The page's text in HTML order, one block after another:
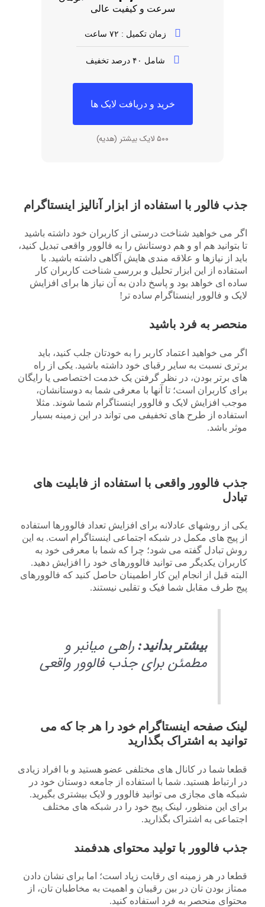
سرعت و کیفیت عالی
زمان تکمیل : ۷۲ ساعت
شامل ۴۰ درصد تخفیف
خرید و دریافت لایک ها
۵۰۰ لایک بیشتر (هدیه)
جذب فالور با استفاده از ابزار آنالیز اینستاگرام
اگر می خواهید شناخت درستی از کاربران خود داشته باشید
تا بتوانید هم او و هم دوستانش را به فالوور واقعی تبدیل کنید،
باید از نیازها و علاقه مندی هایش آگاهی داشته باشید. با
استفاده از این ابزار تحلیل و بررسی شناخت کاربران کار
ساده ای خواهد بود و پاسخ دادن به آن نیاز ها برای افزایش
لایک و فالوور اینستاگرام ساده تر!
منحصر به فرد باشید
اگر می خواهید اعتماد کاربر را به خودتان جلب کنید، باید
برتری نسبت به سایر رقبای خود داشته باشید. یکی از راه
های برتر بودن، در نظر گرفتن یک خدمت اختصاصی یا رایگان
برای کاربران است؛ تا آنها با معرفی شما به دوستانشان،
موجب افزایش لایک و فالوور اینستاگرام شما شوند. مثلا
استفاده از طرح های تخفیفی می تواند در این زمینه بسیار
موثر باشد.
جذب فالوور واقعی با استفاده از فابلیت های
تبادل
یکی از روشهای عادلانه برای افزایش تعداد فالوورها استفاده
از پیج های مکمل در شبکه اجتماعی اینستاگرام است. به این
روش تبادل گفته می شود؛ چرا که شما با معرفی خود به
کاربران یکدیگر می توانید فالوورهای خود را افزایش دهید.
البته قبل از انجام این کار اطمینان حاصل کنید که فالوورهای
پیج طرف مقابل شما فیک و تقلبی نیستند.
بیشتر بدانید: راهی میانبر و
مطمئن برای جذب فالوور واقعی
لینک صفحه اینستاگرام خود را هر جا که می
توانید به اشتراک بگذارید
قطعا شما در کانال های مختلفی عضو هستید و با افراد زیادی
در ارتباط هستید. شما با استفاده از جامعه دوستان خود در
شبکه های مجازی می توانید فالوور و لایک بیشتری بگیرید.
برای این منظور، لینک پیج خود را در شبکه های مختلف
اجتماعی به اشتراک بگذارید.
جذب فالوور با تولید محتوای هدفمند
قطعا در هر زمینه ای رقابت زیاد است؛ اما برای نشان دادن
ممتاز بودن تان در بین رقیبان و اهمیت به مخاطبان تان، از
محتوای منحصر به فرد استفاده کنید.